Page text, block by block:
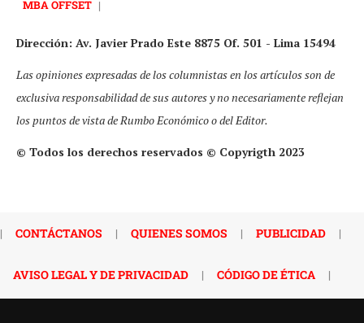
MBA OFFSET |
Dirección: Av. Javier Prado Este 8875 Of. 501 - Lima 15494
Las opiniones expresadas de los columnistas en los artículos son de
exclusiva responsabilidad de sus autores y no necesariamente reflejan
los puntos de vista de Rumbo Económico o del Editor.
© Todos los derechos reservados © Copyrigth 2023
| CONTÁCTANOS | QUIENES SOMOS | PUBLICIDAD |
AVISO LEGAL Y DE PRIVACIDAD | CÓDIGO DE ÉTICA |